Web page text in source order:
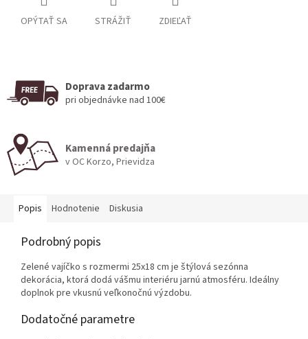
OPÝTAŤ SA STRÁŽIŤ ZDIEĽAŤ
Doprava zadarmo
pri objednávke nad 100€
Kamenná predajňa
v OC Korzo, Prievidza
Popis Hodnotenie Diskusia
Podrobný popis
Zelené vajíčko s rozmermi 25x18 cm je štýlová sezónna
dekorácia, ktorá dodá vášmu interiéru jarnú atmosféru. Ideálny
doplnok pre vkusnú veľkonočnú výzdobu.
Dodatočné parametre